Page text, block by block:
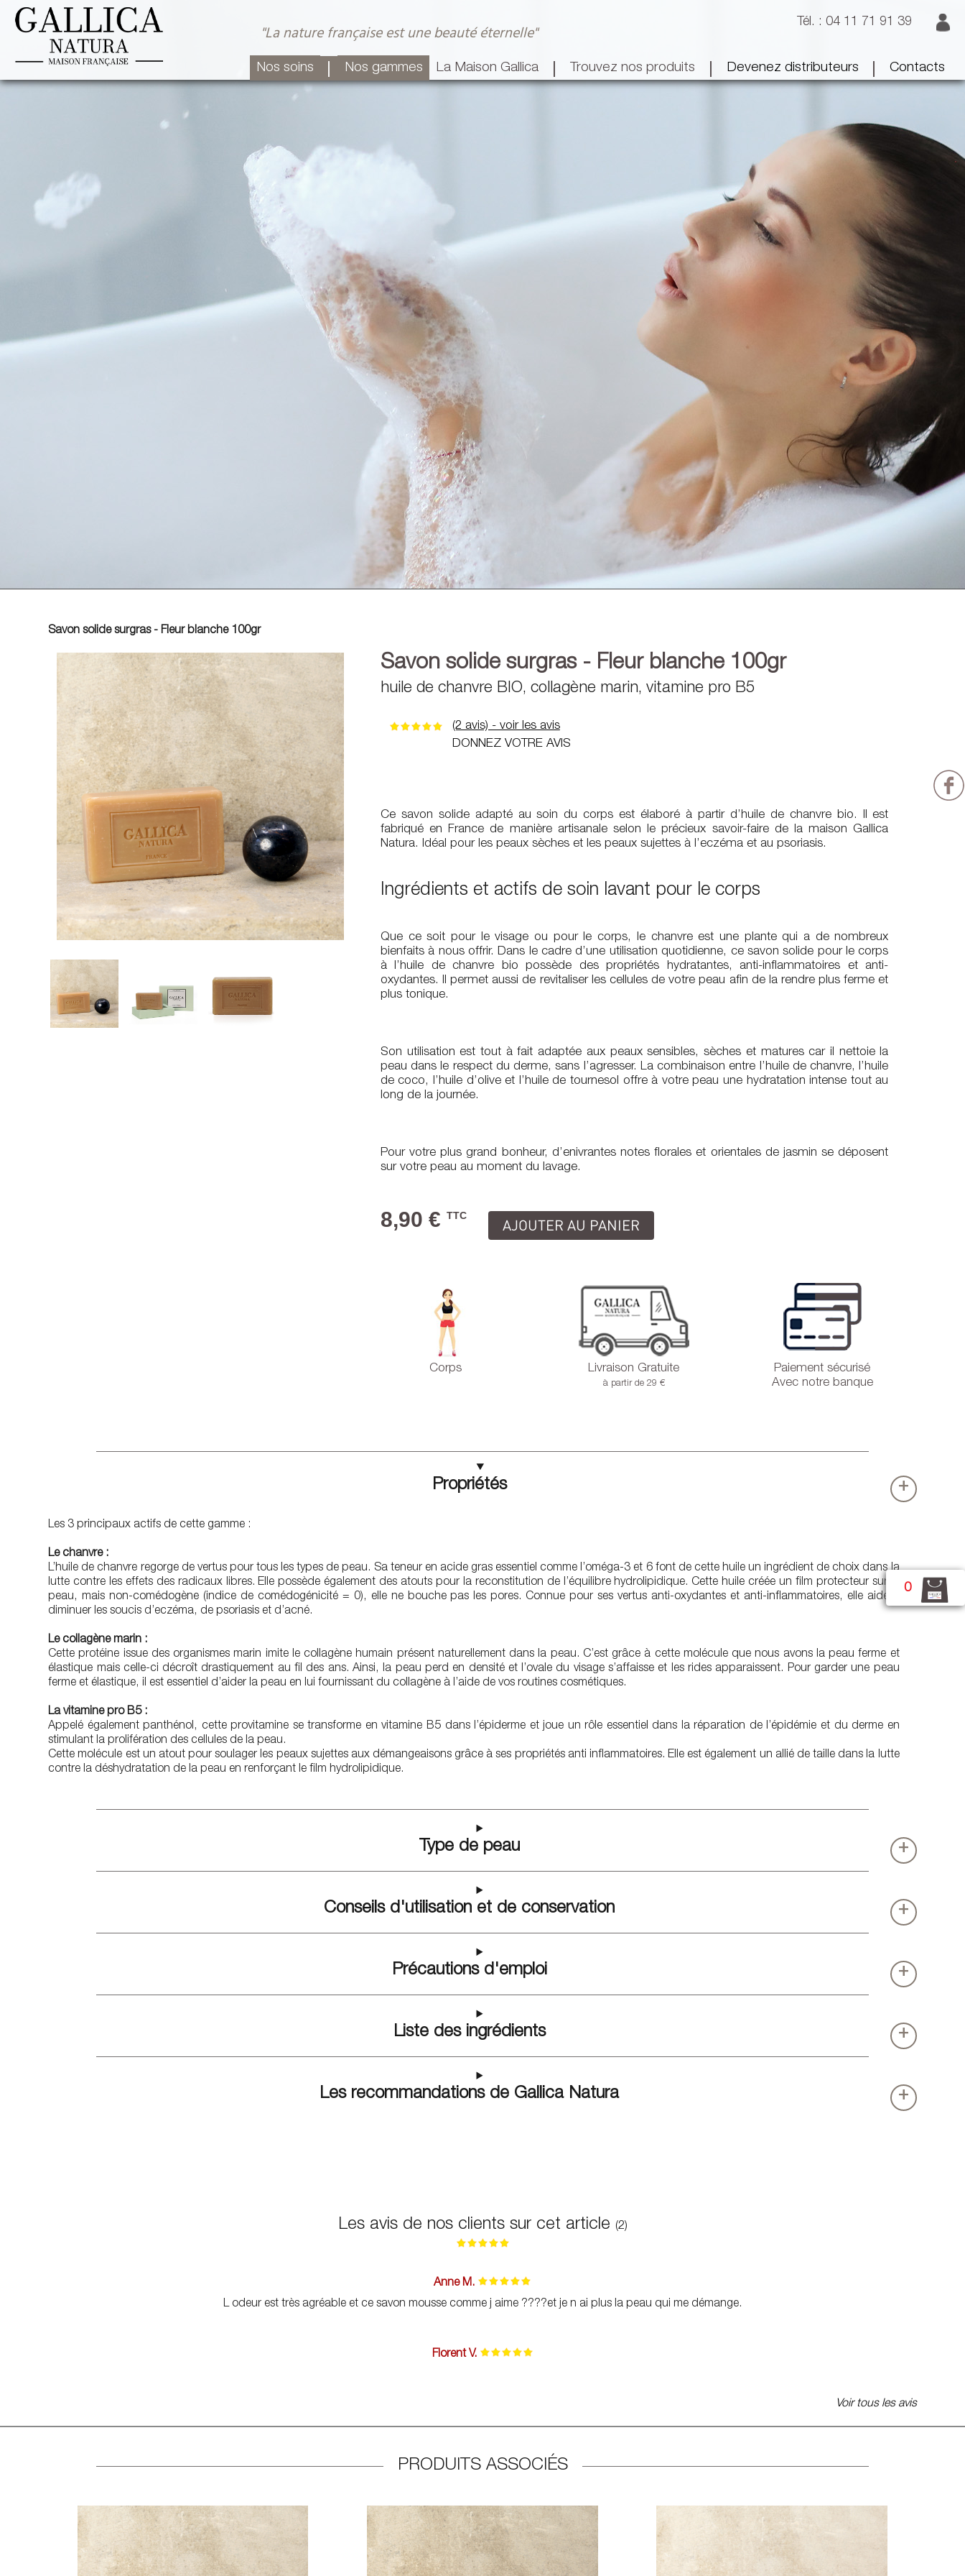
"La nature française est une beauté éternelle" Tél. : 04 11 71 91 39
Nos soins | Nos gammes La Maison Gallica | Trouvez nos produits | Devenez distributeurs | Contacts
0
Savon solide surgras - Fleur blanche 100gr
Savon solide surgras - Fleur blanche 100gr
huile de chanvre BIO, collagène marin, vitamine pro B5
(2 avis) - voir les avis
DONNEZ VOTRE AVIS
Ce savon solide adapté au soin du corps est élaboré à partir d’huile de chanvre bio. Il est
fabriqué en France de manière artisanale selon le précieux savoir-faire de la maison Gallica
Natura. Idéal pour les peaux sèches et les peaux sujettes à l’eczéma et au psoriasis.
Ingrédients et actifs de soin lavant pour le corps
Que ce soit pour le visage ou pour le corps, le chanvre est une plante qui a de nombreux
bienfaits à nous offrir. Dans le cadre d’une utilisation quotidienne, ce savon solide pour le corps
à l’huile de chanvre bio possède des propriétés hydratantes, anti-inflammatoires et anti-
oxydantes. Il permet aussi de revitaliser les cellules de votre peau afin de la rendre plus ferme et
plus tonique.
Son utilisation est tout à fait adaptée aux peaux sensibles, sèches et matures car il nettoie la
peau dans le respect du derme, sans l’agresser. La combinaison entre l’huile de chanvre, l’huile
de coco, l’huile d’olive et l’huile de tournesol offre à votre peau une hydratation intense tout au
long de la journée.
Pour votre plus grand bonheur, d’enivrantes notes florales et orientales de jasmin se déposent
sur votre peau au moment du lavage.
8,90 € TTC
AJOUTER AU PANIER
Corps Livraison Gratuite
à partir de 29 €
Paiement sécurisé
Avec notre banque
Propriétés +
Les 3 principaux actifs de cette gamme :
Le chanvre :
L’huile de chanvre regorge de vertus pour tous les types de peau. Sa teneur en acide gras essentiel comme l’oméga-3 et 6 font de cette huile un ingrédient de choix dans la
lutte contre les effets des radicaux libres. Elle possède également des atouts pour la reconstitution de l’équilibre hydrolipidique. Cette huile créée un film protecteur sur la
peau, mais non-comédogène (indice de comédogénicité = 0), elle ne bouche pas les pores. Connue pour ses vertus anti-oxydantes et anti-inflammatoires, elle aide à
diminuer les soucis d’eczéma, de psoriasis et d’acné.
Le collagène marin :
Cette protéine issue des organismes marin imite le collagène humain présent naturellement dans la peau. C’est grâce à cette molécule que nous avons la peau ferme et
élastique mais celle-ci décroît drastiquement au fil des ans. Ainsi, la peau perd en densité et l’ovale du visage s’affaisse et les rides apparaissent. Pour garder une peau
ferme et élastique, il est essentiel d’aider la peau en lui fournissant du collagène à l’aide de vos routines cosmétiques.
La vitamine pro B5 :
Appelé également panthénol, cette provitamine se transforme en vitamine B5 dans l’épiderme et joue un rôle essentiel dans la réparation de l’épidémie et du derme en
stimulant la prolifération des cellules de la peau.
Cette molécule est un atout pour soulager les peaux sujettes aux démangeaisons grâce à ses propriétés anti inflammatoires. Elle est également un allié de taille dans la lutte
contre la déshydratation de la peau en renforçant le film hydrolipidique.
Type de peau +
Conseils d'utilisation et de conservation +
Précautions d'emploi +
Liste des ingrédients +
Les recommandations de Gallica Natura +
Les avis de nos clients sur cet article (2)
Anne M.
L odeur est très agréable et ce savon mousse comme j aime ????et je n ai plus la peau qui me démange.
Florent V.
Voir tous les avis
PRODUITS ASSOCIÉS